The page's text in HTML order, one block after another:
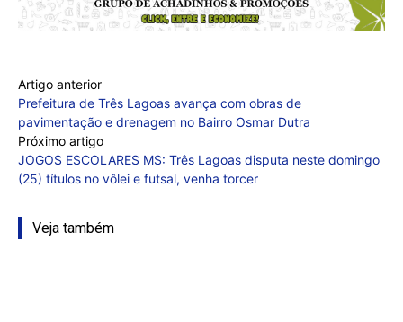
Artigo anterior
Prefeitura de Três Lagoas avança com obras de
pavimentação e drenagem no Bairro Osmar Dutra
Próximo artigo
JOGOS ESCOLARES MS: Três Lagoas disputa neste domingo
(25) títulos no vôlei e futsal, venha torcer
Veja também